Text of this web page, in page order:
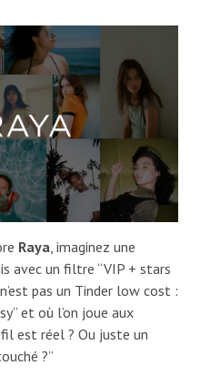
Raya, imaginez une
avec un filtre “VIP + stars
pas un Tinder low cost :
et où l’on joue aux
est réel ? Ou juste un
?”